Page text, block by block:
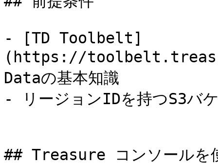
- [TD Toolbelt]
(https://
Dataの基本知識
- リージョンIDを持つS3バ
## Treasure コンソールを